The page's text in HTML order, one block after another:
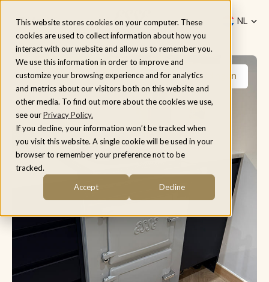
This website stores cookies on your computer. These
cookies are used to collect information about how you
interact with our website and allow us to remember you.
We use this information in order to improve and
customize your browsing experience and for analytics
and metrics about our visitors both on this website and
other media. To find out more about the cookies we use,
see ourPrivacy Policy.
If you decline, your information won’t be tracked when
you visit this website. A single cookie will be used in your
browser to remember your preference not to be
tracked.
Accept Decline
Menu
NL
be
Home/Modellen/ESSE 600 X PRO
Meer afbeeldingen